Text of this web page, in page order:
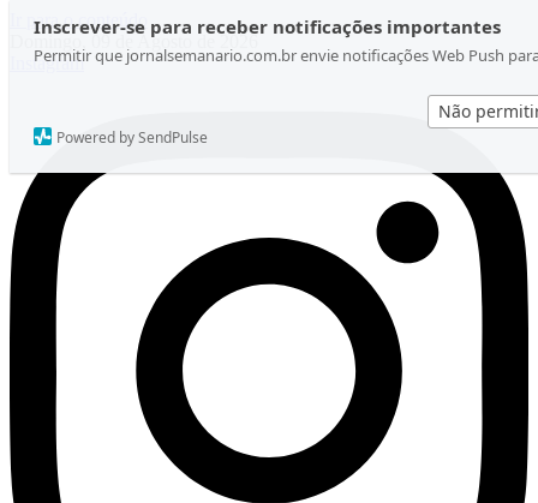
Inscrever-se para receber notificações importantes
Permitir que jornalsemanario.com.br envie notificações Web Push
Não
Powered by SendPulse
Ir para o conteúdo
Domingo, 09 de Agosto de 2026
Instagram